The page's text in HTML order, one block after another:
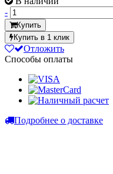
-
Купить
Купить в 1 клик
Отложить
Способы оплаты
Подробнее о доставке